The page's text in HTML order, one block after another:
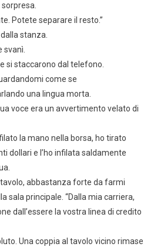
Potete separare il resto.”
stanza.
svanì.
si staccarono dal telefono.
come se
una lingua morta.
voce era un avvertimento velato di
la mano nella borsa, ho tirato
dollari e l’ho infilata saldamente
tavolo, abbastanza forte da farmi
sala principale. “Dalla mia carriera,
dall’essere la vostra linea di credito
Una coppia al tavolo vicino rimase